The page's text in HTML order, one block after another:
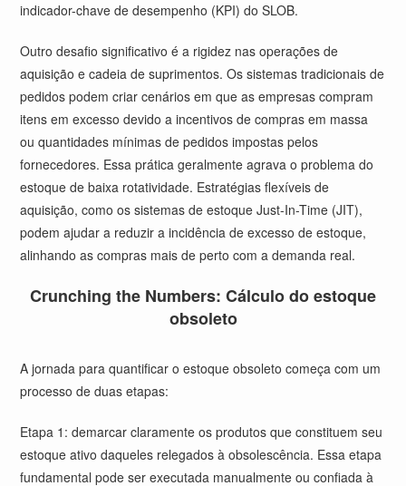
indicador-chave de desempenho (KPI) do SLOB.
Outro desafio significativo é a rigidez nas operações de
aquisição e cadeia de suprimentos. Os sistemas tradicionais de
pedidos podem criar cenários em que as empresas compram
itens em excesso devido a incentivos de compras em massa
ou quantidades mínimas de pedidos impostas pelos
fornecedores. Essa prática geralmente agrava o problema do
estoque de baixa rotatividade. Estratégias flexíveis de
aquisição, como os sistemas de estoque Just-In-Time (JIT),
podem ajudar a reduzir a incidência de excesso de estoque,
alinhando as compras mais de perto com a demanda real.
Crunching the Numbers: Cálculo do estoque
obsoleto
A jornada para quantificar o estoque obsoleto começa com um
processo de duas etapas:
Etapa 1: demarcar claramente os produtos que constituem seu
estoque ativo daqueles relegados à obsolescência. Essa etapa
fundamental pode ser executada manualmente ou confiada à